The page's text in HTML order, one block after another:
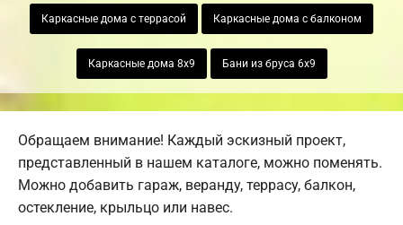
Каркасные дома с террасой Каркасные дома с балконом
Каркасные дома 8х9 Бани из бруса 6х9
Обращаем внимание! Каждый эскизный проект,
представленный в нашем каталоге, можно поменять.
Можно добавить гараж, веранду, террасу, балкон,
остекление, крыльцо или навес.